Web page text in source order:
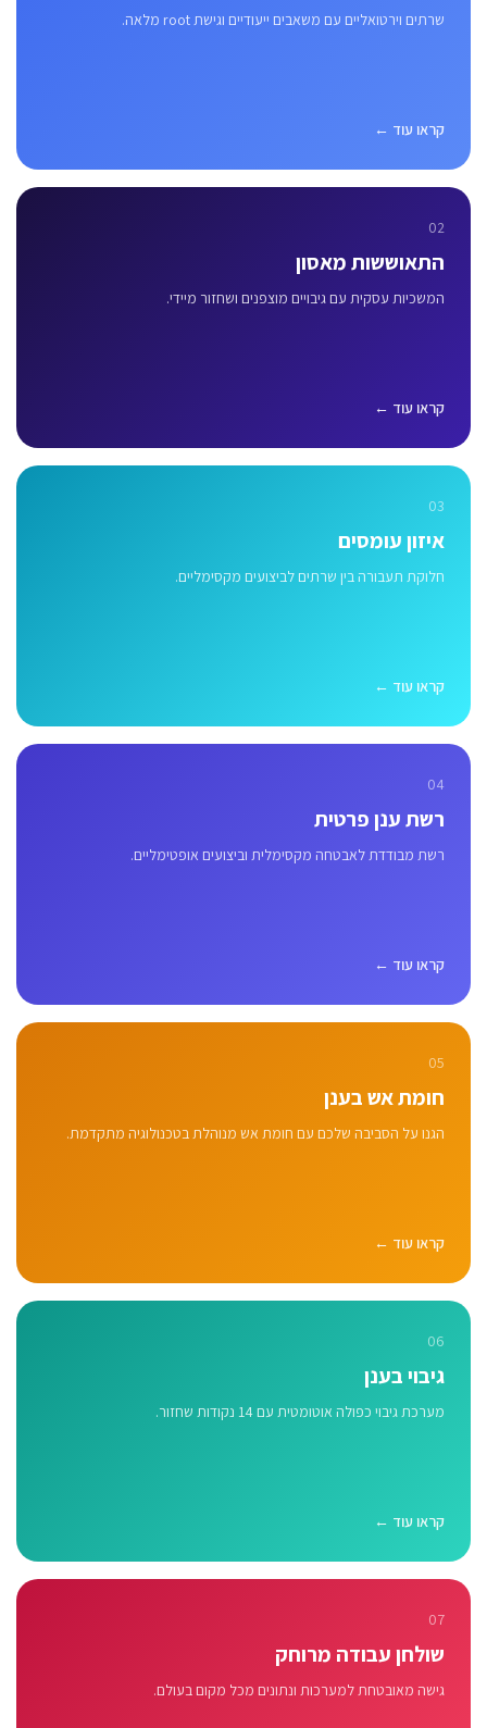
שרתים וירטואליים עם משאבים ייעודיים וגישת root מלאה.
קראו עוד ←
02
התאוששות מאסון
המשכיות עסקית עם גיבויים מוצפנים ושחזור מיידי.
קראו עוד ←
03
איזון עומסים
חלוקת תעבורה בין שרתים לביצועים מקסימליים.
קראו עוד ←
04
רשת ענן פרטית
רשת מבודדת לאבטחה מקסימלית וביצועים אופטימליים.
קראו עוד ←
05
חומת אש בענן
הגנו על הסביבה שלכם עם חומת אש מנוהלת בטכנולוגיה מתקדמת.
קראו עוד ←
06
גיבוי בענן
מערכת גיבוי כפולה אוטומטית עם 14 נקודות שחזור.
קראו עוד ←
07
שולחן עבודה מרוחק
גישה מאובטחת למערכות ונתונים מכל מקום בעולם.